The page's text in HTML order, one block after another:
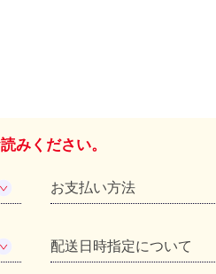
みください。
お支払い方法
配送日時指定について